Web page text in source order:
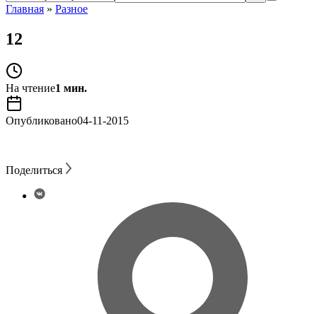
Главная » Разное
12
На чтение1 мин.
Опубликовано04-11-2015
Поделиться